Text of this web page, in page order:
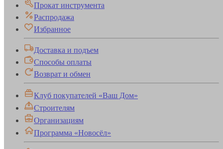
Прокат инструмента
Распродажа
Избранное
Доставка и подъем
Способы оплаты
Возврат и обмен
Клуб покупателей «Ваш Дом»
Строителям
Организациям
Программа «Новосёл»